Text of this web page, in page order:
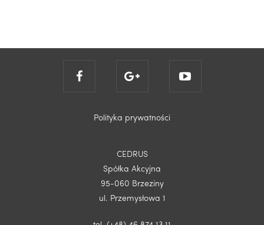
Polityka prywatności
CEDRUS
Spółka Akcyjna
95-060 Brzeziny
ul. Przemysłowa 1